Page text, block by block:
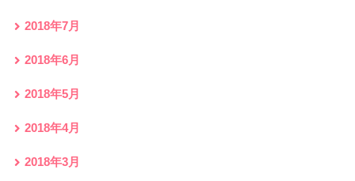
2018年7月
2018年6月
2018年5月
2018年4月
2018年3月